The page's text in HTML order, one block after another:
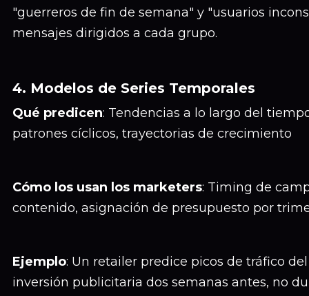
"guerreros de fin de semana" y "usuarios
mensajes dirigidos a cada grupo.
4. Modelos de Series Temporales
Qué predicen: Tendencias a lo largo del
patrones cíclicos, trayectorias de crecimiento
Cómo los usan los marketers: Timing de
contenido, asignación de presupuesto por
Ejemplo: Un retailer predice picos de tráfico
inversión publicitaria dos semanas antes, no